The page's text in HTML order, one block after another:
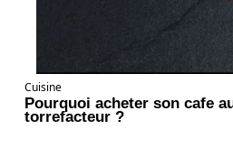
Cuisine
Pourquoi acheter son cafe
torrefacteur ?